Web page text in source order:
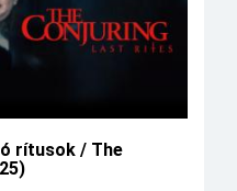
rítusok / The